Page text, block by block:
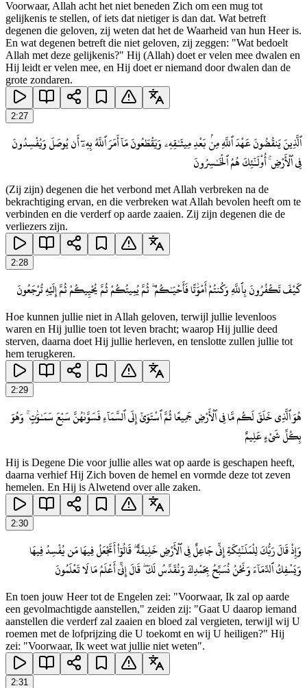
Voorwaar, Allah acht het niet beneden Zich om een mug tot
gelijkenis te stellen, of iets dat nietiger is dan dat. Wat betreft
degenen die geloven, zij weten dat het de Waarheid van hun Heer is.
En wat degenen betreft die niet geloven, zij zeggen: "Wat bedoelt
Allah met deze gelijkenis?" Hij (Allah) doet er velen mee dwalen en
Hij leidt er velen mee, en Hij doet er niemand door dwalen dan de
grote zondaren.
2:27
ٱلَّذِينَ يَنقُضُونَ عَهْدَ ٱللَّهِ مِنۢ بَعْدِ مِيثَـٰقِهِۦ وَيَقْطَعُونَ مَآ أَمَرَ ٱللَّهُ بِهِۦٓ أَن يُوصَلَ وَيُفْسِدُونَ
فِى ٱلْأَرْضِ ۚ أُو۟لَـٰٓئِكَ هُمُ ٱلْخَـٰسِرُونَ
(Zij zijn) degenen die het verbond met Allah verbreken na de
bekrachtiging ervan, en die verbreken wat Allah bevolen heeft om te
verbinden en die verderf op aarde zaaien. Zij zijn degenen die de
verliezers zijn.
2:28
كَيْفَ تَكْفُرُونَ بِٱللَّهِ وَكُنتُمْ أَمْوَٰتًا فَأَحْيَـٰكُمْ ۖ ثُمَّ يُمِيتُكُمْ ثُمَّ يُحْيِيكُمْ ثُمَّ إِلَيْهِ تُرْجَعُونَ
Hoe kunnen jullie niet in Allah geloven, terwijl jullie levenloos
waren en Hij jullie toen tot leven bracht; waarop Hij jullie deed
sterven, daarna doet Hij jullie herleven, en tenslotte zullen jullie tot
hem terugkeren.
2:29
هُوَ ٱلَّذِى خَلَقَ لَكُم مَّا فِى ٱلْأَرْضِ جَمِيعًا ثُمَّ ٱسْتَوَىٰٓ إِلَى ٱلسَّمَآءِ فَسَوَّىٰهُنَّ سَبْعَ سَمَـٰوَٰتٍ ۚ وَهُوَ
بِكُلِّ شَىْءٍ عَلِيمٌ
Hij is Degene Die voor jullie alles wat op aarde is geschapen heeft,
daarna verhief Hij Zich boven de hemel en vormde deze tot zeven
hemelen. En Hij is Alwetend over alle zaken.
2:30
وَإِذْ قَالَ رَبُّكَ لِلْمَلَـٰٓئِكَةِ إِنِّى جَاعِلٌ فِى ٱلْأَرْضِ خَلِيفَةً ۖ قَالُوٓا۟ أَتَجْعَلُ فِيهَا مَن يُفْسِدُ فِيهَا
وَيَسْفِكُ ٱلدِّمَآءَ وَنَحْنُ نُسَبِّحُ بِحَمْدِكَ وَنُقَدِّسُ لَكَ ۖ قَالَ إِنِّىٓ أَعْلَمُ مَا لَا تَعْلَمُونَ
En toen jouw Heer tot de Engelen zei: "Voorwaar, Ik zal op aarde
een gevolmachtigde aanstellen," zeiden zij: "Gaat U daarop iemand
aanstellen die verderf zal zaaien en bloed zal vergieten, terwijl wij U
roemen met de lofprijzing die U toekomt en wij U heiligen?" Hij
zei: "Voorwaar, Ik weet wat jullie niet weten".
2:31